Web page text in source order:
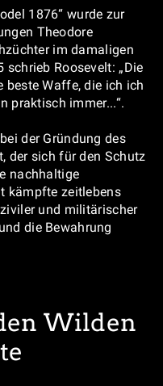
1876“ wurde zur
Theodore
im damaligen
Roosevelt: „Die
beste Waffe, die ich ich
praktisch immer...“.
der Gründung des
der sich für den Schutz
nachhaltige
kämpfte zeitlebens
und militärischer
die Bewahrung
Wilden